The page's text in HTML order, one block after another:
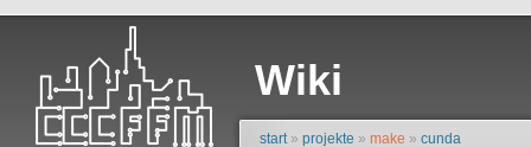
Wiki
start » projekte » make » cunda